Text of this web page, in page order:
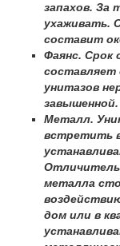
запахов. За
ухаживать.
составит
Фаянс. Срок
составляет
унитазов
завышенной.
Металл.
встретить
металла
дом или в